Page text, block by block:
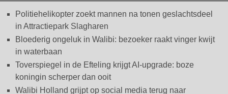
Politiehelikopter zoekt mannen na tonen geslachtsdeel
in Attractiepark Slagharen
Bloederig ongeluk in Walibi: bezoeker raakt vinger kwijt
in waterbaan
Toverspiegel in de Efteling krijgt AI-upgrade: boze
koningin scherper dan ooit
Walibi Holland grijpt op social media terug naar